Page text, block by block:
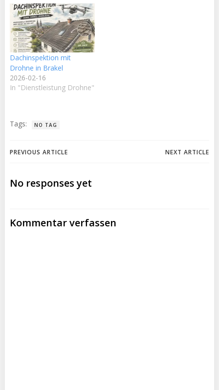
Dachinspektion mit
Drohne in Brakel
2026-02-16
In "Dienstleistung Drohne"
Tags: NO TAG
Post
navigation
PREVIOUS ARTICLE NEXT ARTICLE
No responses yet
Kommentar verfassen